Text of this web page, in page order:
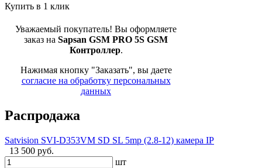
Купить в 1 клик
Уважаемый покупатель! Вы оформляете
заказ на Sapsan GSM PRO 5S GSM
Контроллер.
Нажимая кнопку "Заказать", вы даете
согласие на обработку персональных
данных
Распродажа
Satvision SVI-D353VM SD SL 5mp (2.8-12) камера IP
13 500 руб.
шт